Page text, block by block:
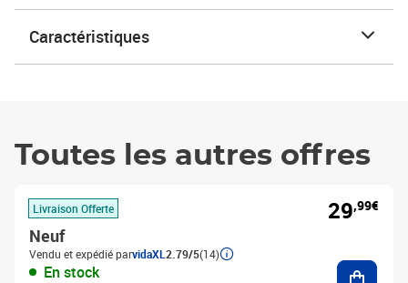
Caractéristiques
Toutes les autres offres
Livraison Offerte
Neuf
Vendu et expédié parvidaXL 2.79/5(14)
En stock
29,99€